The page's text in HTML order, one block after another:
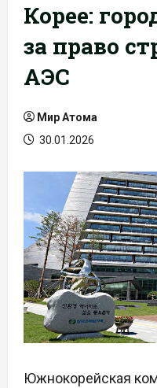
Корее:
за право
АЭС
Мир Атома
30.01.2026
Южнокорейская